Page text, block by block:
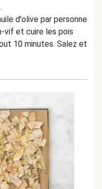
d'olive par personne
vif et cuire les pois
10 minutes. Salez et